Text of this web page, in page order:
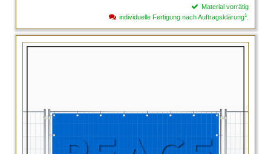
Material vorrätig
individuelle Fertigung nach Auftragsklärung1